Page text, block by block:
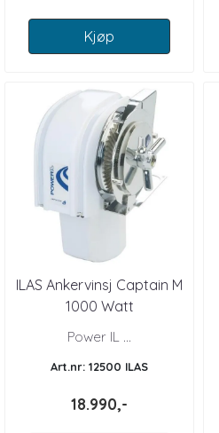
Kjøp
ILAS Ankervinsj Captain M
1000 Watt
Power IL ...
Art.nr: 12500 ILAS
18.990,-